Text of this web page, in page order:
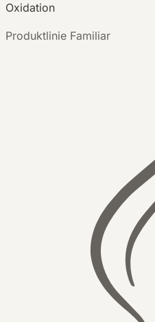
Oxidation
Produktlinie Familiar